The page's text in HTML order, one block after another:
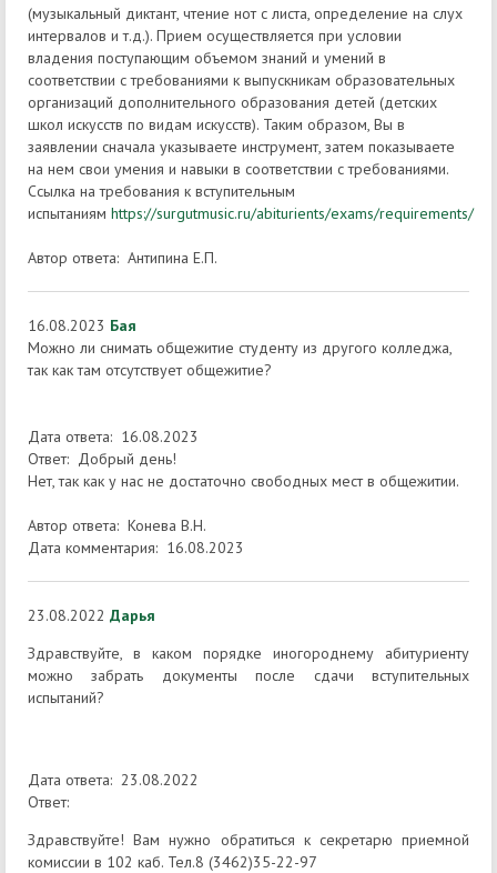
(музыкальный диктант, чтение нот с листа, определение на слух
интервалов и т.д.). Прием осуществляется при условии
владения поступающим объемом знаний и умений в
соответствии с требованиями к выпускникам образовательных
организаций дополнительного образования детей (детских
школ искусств по видам искусств). Таким образом, Вы в
заявлении сначала указываете инструмент, затем показываете
на нем свои умения и навыки в соответствии с требованиями.
Ссылка на требования к вступительным
испытаниям https://surgutmusic.ru/abiturients/exams/requirements/
Автор ответа: Антипина Е.П.
16.08.2023 Бая
Можно ли снимать общежитие студенту из другого колледжа,
так как там отсутствует общежитие?
Дата ответа: 16.08.2023
Ответ: Добрый день!
Нет, так как у нас не достаточно свободных мест в общежитии.
Автор ответа: Конева В.Н.
Дата комментария: 16.08.2023
23.08.2022 Дарья
Здравствуйте, в каком порядке иногороднему абитуриенту
можно забрать документы после сдачи вступительных
испытаний?
Дата ответа: 23.08.2022
Ответ:
Здравствуйте! Вам нужно обратиться к секретарю приемной
комиссии в 102 каб. Тел.8 (3462)35-22-97